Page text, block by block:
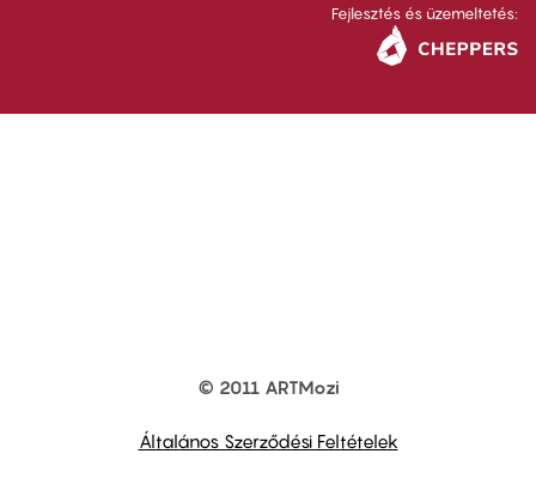
Fejlesztés és üzemeltetés:
© 2011 ARTMozi
Általános Szerződési Feltételek